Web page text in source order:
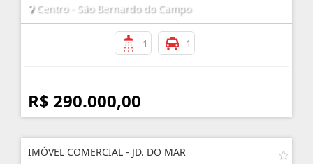
Centro - São Bernardo do Campo
1 1
R$ 290.000,00
IMÓVEL COMERCIAL - JD. DO MAR